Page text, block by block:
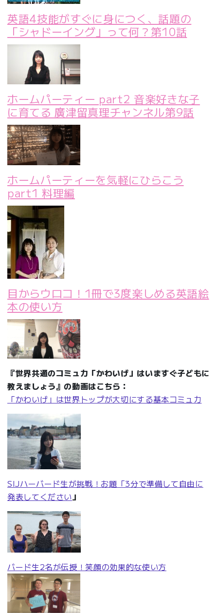
英語4技能がすぐに身につく、話題の
「シャドーイング」って何？第10話
ホームパーティー part2 音楽好きな子
に育てる 廣津留真理チャンネル第9話
ホームパーティーを気軽にひらこう
part1 料理編
目からウロコ！1冊で3度楽しめる英語絵
本の使い方
『世界共通のコミュ力「かわいげ」はいますぐ子どもに
教えましょう』の動画はこちら：
「かわいげ」は世界トップが大切にする基本コミュ力
SIJハーバード生が挑戦！お題「3分で準備して自由に
発表してください」
バード生2名が伝授！笑顔の効果的な使い方